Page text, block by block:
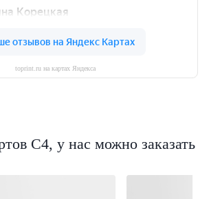
toprint.ru на картах Яндекса
C4, у нас можно заказать